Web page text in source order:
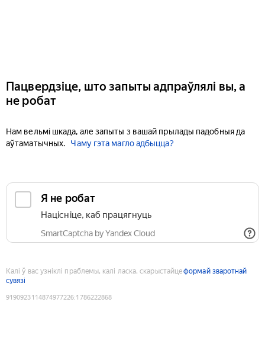
Пацвердзіце, што запыты адпраўлялі вы, а
не робат
Нам вельмі шкада, але запыты з вашай прылады падобныя да
аўтаматычных.
Чаму гэта магло адбыцца?
Я не робат
Націсніце, каб працягнуць
SmartCaptcha by Yandex Cloud
Калі ў вас узніклі праблемы, калі ласка, скарыстайцеформай зваротнай
сувязі
9190923114874977226:1786222868